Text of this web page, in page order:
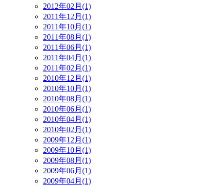
2012年02月(1)
2011年12月(1)
2011年10月(1)
2011年08月(1)
2011年06月(1)
2011年04月(1)
2011年02月(1)
2010年12月(1)
2010年10月(1)
2010年08月(1)
2010年06月(1)
2010年04月(1)
2010年02月(1)
2009年12月(1)
2009年10月(1)
2009年08月(1)
2009年06月(1)
2009年04月(1)